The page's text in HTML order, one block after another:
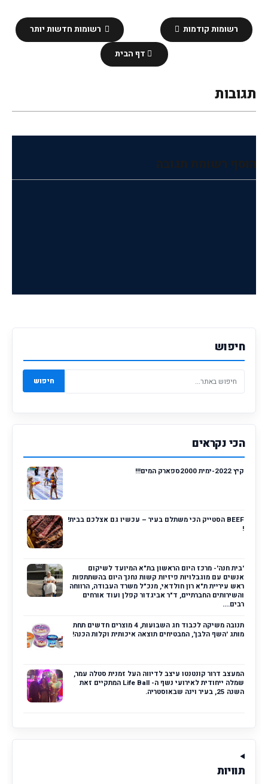
רשומות חדשות יותר רשומות קודמות
דף הבית
תגובות
הוסף רשומת תגובה
חיפוש
חיפוש
הכי נקראים
קיץ 2022-ימית 2000ספארק המים!!!
BEEF הסטייק הכי משתלם בעיר – עכשיו גם אצלכם בבית!
!
'בית חנה'- מרכז היום הראשון בת"א המיועד לשיקום
אנשים עם מוגבלויות פיזיות קשות נחנך היום בהשתתפות
ראש עיריית ת"א רון חולדאי, מנכ"ל משרד העבודה, הרווחה
והשירותים החברתיים, ד"ר אביגדור קפלן ועוד אורחים
רבים....
תנובה משיקה לכבוד חג השבועות, 4 מוצרים חדשים תחת
מותג 'השף הלבן', המבטיחים תוצאה איכותית וקלות הכנה!
המעצב דרור קונטנטו עיצב לדיווה העל זמנית סטלה עמר,
שמלה ייחודית לאירועי נשף ה- Life Ball המתקיים זאת
השנה 25, בעיר וינה שבאוסטריה.
תוויות